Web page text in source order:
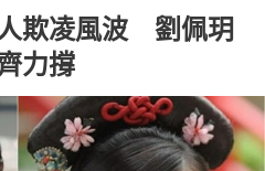
欺凌風波 劉佩玥
力撐